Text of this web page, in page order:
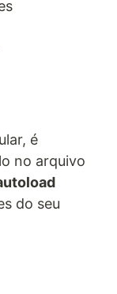
é
no arquivo
do seu